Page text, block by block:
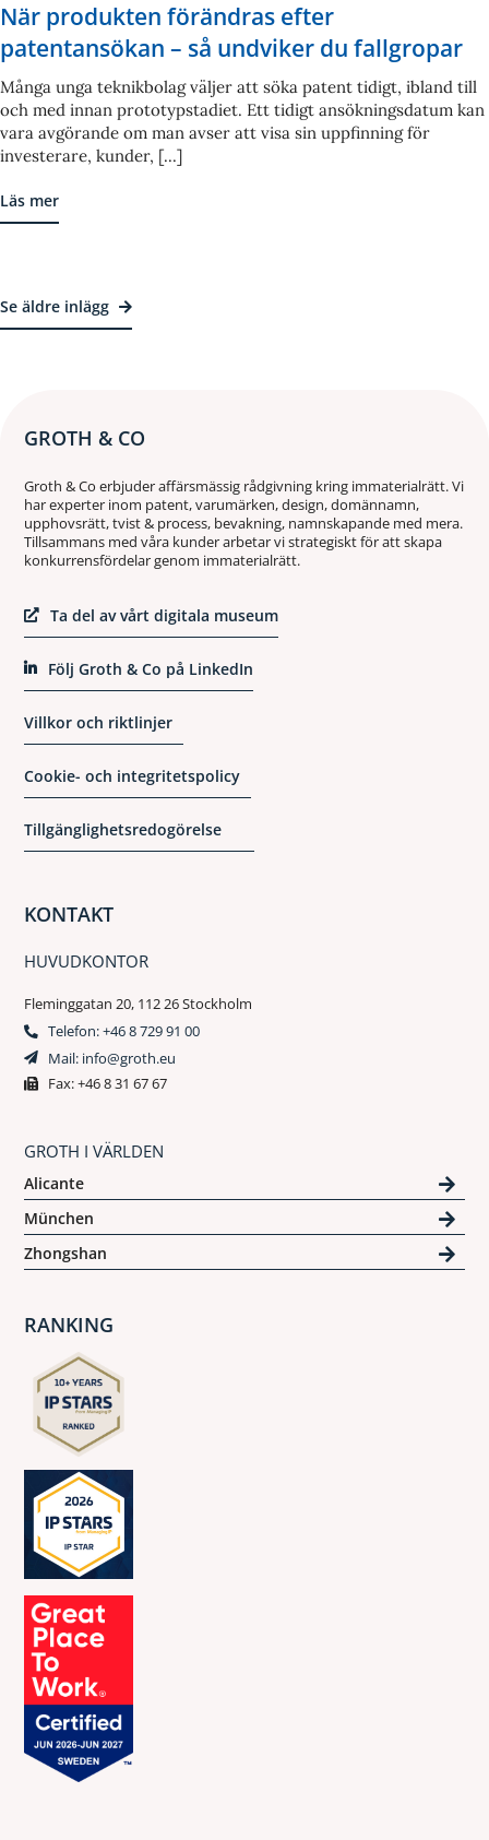
Se äldre inlägg
När produkten förändras efter
patentansökan – så undviker du fallgropar
Många unga teknikbolag väljer att söka patent tidigt, ibland till
och med innan prototypstadiet. Ett tidigt ansökningsdatum kan
vara avgörande om man avser att visa sin uppfinning för
investerare, kunder, [...]
Läs mer
GROTH & CO
Groth & Co erbjuder affärsmässig rådgivning kring immaterialrätt. Vi
har experter inom patent, varumärken, design, domännamn,
upphovsrätt, tvist & process, bevakning, namnskapande med mera.
Tillsammans med våra kunder arbetar vi strategiskt för att skapa
konkurrensfördelar genom immaterialrätt.
Ta del av vårt digitala museum
Följ Groth & Co på LinkedIn
Villkor och riktlinjer
Cookie- och integritetspolicy
Tillgänglighetsredogörelse
KONTAKT
HUVUDKONTOR
Fleminggatan 20, 112 26 Stockholm
Telefon: +46 8 729 91 00
Mail: info@groth.eu
Fax: +46 8 31 67 67
GROTH I VÄRLDEN
Alicante
München
Zhongshan
RANKING